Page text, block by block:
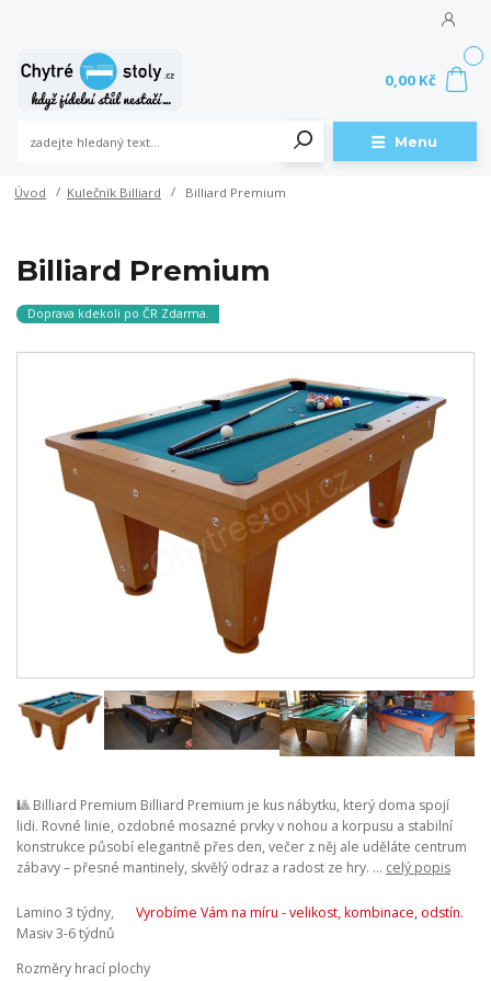
Menu
0,00 Kč
Úvod Kulečník Billiard Billiard Premium
Billiard Premium
Doprava kdekoli po ČR Zdarma.
🎱 Billiard Premium Billiard Premium je kus nábytku, který doma spojí
lidi. Rovné linie, ozdobné mosazné prvky v nohou a korpusu a stabilní
konstrukce působí elegantně přes den, večer z něj ale uděláte centrum
zábavy – přesné mantinely, skvělý odraz a radost ze hry. ... celý popis
Lamino 3 týdny,
Masiv 3-6 týdnů
Vyrobíme Vám na míru - velikost, kombinace, odstín.
Rozměry hrací plochy